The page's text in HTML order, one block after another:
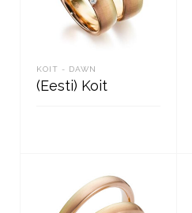
KOIT - DAWN
(Eesti) Koit